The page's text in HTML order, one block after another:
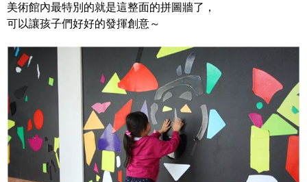
美術館內最特別的就是這整面的拼圖牆了，
可以讓孩子們好好的發揮創意～